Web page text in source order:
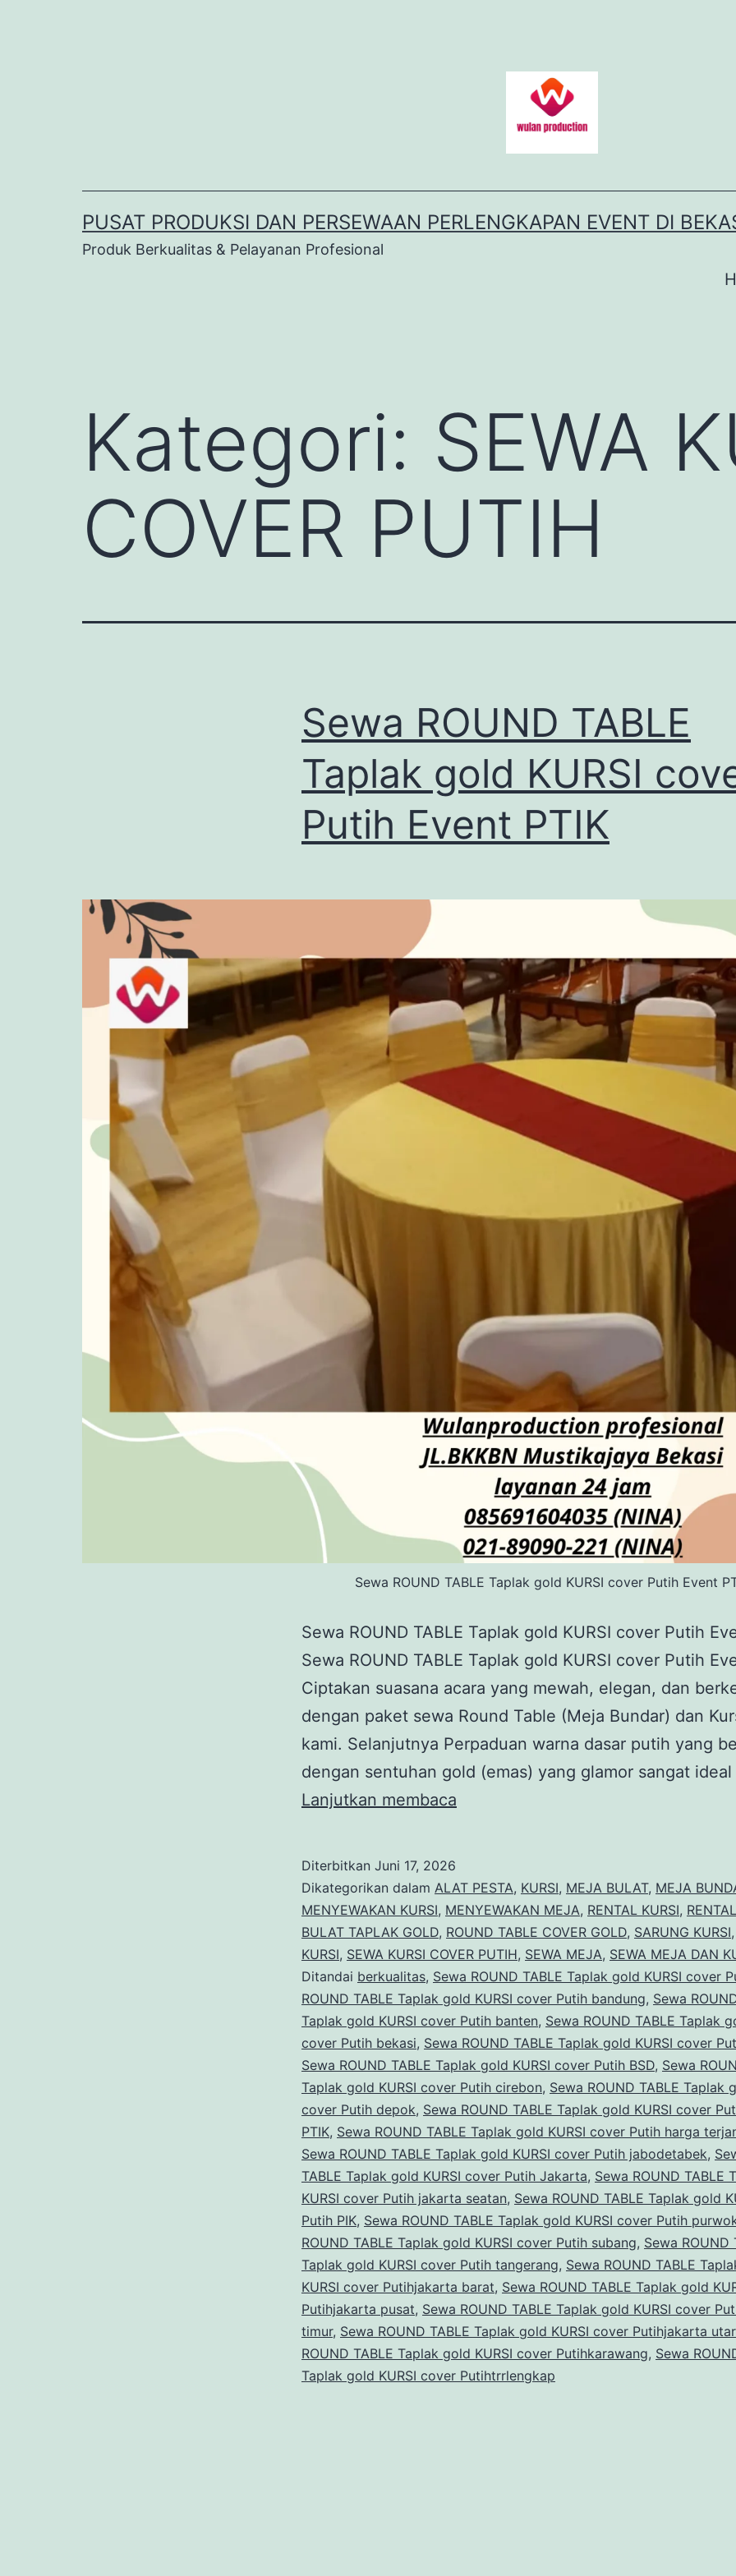
PUSAT PRODUKSI DAN PERSEWAAN PERLENGKAPAN EVENT DI
Produk Berkualitas & Pelayanan Profesional
Kategori: SEWA
COVER PUTIH
Sewa ROUND TABLE
Taplak gold KURSI
Putih Event PTIK
Sewa ROUND TABLE Taplak gold KURSI cover Putih Event
Sewa ROUND TABLE Taplak gold KURSI cover Putih
Sewa ROUND TABLE Taplak gold KURSI cover Putih
Ciptakan suasana acara yang mewah, elegan, dan
dengan paket sewa Round Table (Meja Bundar) dan
kami. Selanjutnya Perpaduan warna dasar putih yang
dengan sentuhan gold (emas) yang glamor sangat
Lanjutkan membaca
Taplak
gold
KURSI
cover
Putih
Event
PTIK
Diterbitkan Juni 17, 2026
Dikategorikan dalam ALAT PESTA, KURSI, MEJA BULAT, MEJA
MENYEWAKAN KURSI, MENYEWAKAN MEJA, RENTAL KURSI,
BULAT TAPLAK GOLD, ROUND TABLE COVER GOLD, SARUNG KURSI
KURSI, SEWA KURSI COVER PUTIH, SEWA MEJA, SEWA MEJA DAN
Ditandai berkualitas, Sewa ROUND TABLE Taplak gold KURSI cover
ROUND TABLE Taplak gold KURSI cover Putih bandung, Sewa
Taplak gold KURSI cover Putih banten, Sewa ROUND TABLE Taplak
cover Putih bekasi, Sewa ROUND TABLE Taplak gold KURSI cover
Sewa ROUND TABLE Taplak gold KURSI cover Putih BSD, Sewa
Taplak gold KURSI cover Putih cirebon, Sewa ROUND TABLE Taplak
cover Putih depok, Sewa ROUND TABLE Taplak gold KURSI cover
PTIK, Sewa ROUND TABLE Taplak gold KURSI cover Putih harga
Sewa ROUND TABLE Taplak gold KURSI cover Putih jabodetabek,
TABLE Taplak gold KURSI cover Putih Jakarta, Sewa ROUND TABLE
KURSI cover Putih jakarta seatan, Sewa ROUND TABLE Taplak gold
Putih PIK, Sewa ROUND TABLE Taplak gold KURSI cover Putih
ROUND TABLE Taplak gold KURSI cover Putih subang, Sewa ROUND
Taplak gold KURSI cover Putih tangerang, Sewa ROUND TABLE
KURSI cover Putihjakarta barat, Sewa ROUND TABLE Taplak gold
Putihjakarta pusat, Sewa ROUND TABLE Taplak gold KURSI cover
timur, Sewa ROUND TABLE Taplak gold KURSI cover Putihjakarta
ROUND TABLE Taplak gold KURSI cover Putihkarawang, Sewa
Taplak gold KURSI cover Putihtrrlengkap